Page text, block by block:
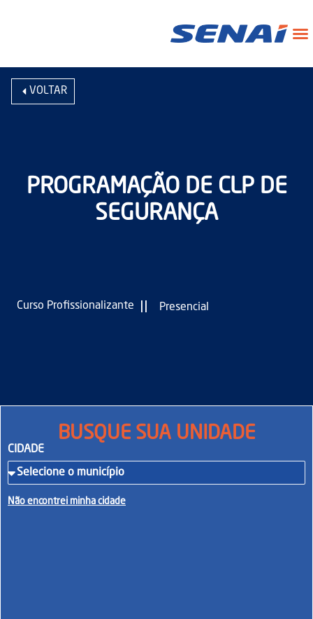
VOLTAR
PROGRAMAÇÃO DE CLP DE
SEGURANÇA
Curso Profissionalizante || Presencial
BUSQUE SUA UNIDADE
CIDADE
Não encontrei minha cidade